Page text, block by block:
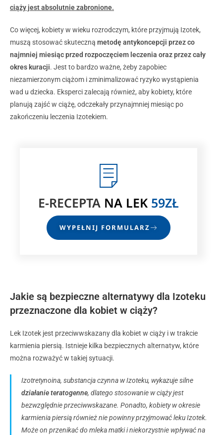
ciąży jest absolutnie zabronione.
Co więcej, kobiety w wieku rozrodczym, które przyjmują Izotek,
muszą stosować skuteczną metodę antykoncepcji przez co
najmniej miesiącprzed rozpoczęciem leczenia oraz przez cały
okres kuracji. Jest to bardzo ważne, żeby zapobiec
niezamierzonym ciążom i zminimalizować ryzyko wystąpienia
wad u dziecka. Eksperci zalecają również, aby kobiety, które
planują zajść w ciążę, odczekały przynajmniej miesiąc po
zakończeniu leczenia Izotekiem.
E-RECEPTA NA LEK 59ZŁ
WYPEŁNIJ FORMULARZ
Jakie są bezpieczne alternatywy dla Izoteku
przeznaczone dla kobiet w ciąży?
Lek Izotek jest przeciwwskazany dla kobiet w ciąży i w trakcie
karmienia piersią. Istnieje kilka bezpiecznych alternatyw, które
można rozważyć w takiej sytuacji.
Izotretynoina, substancja czynna w Izoteku, wykazuje silne
działanie teratogenne, dlatego stosowanie w ciąży jest
bezwzględnie przeciwwskazane. Ponadto, kobiety w okresie
karmienia piersią również nie powinny przyjmować leku Izotek.
Może on przenikać do mleka matki i niekorzystnie wpływać na